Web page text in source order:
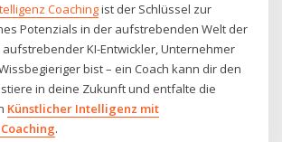
Coachingist der Schlüssel zur
Potenzials in der aufstrebenden Welt der
aufstrebender KI-Entwickler, Unternehmer
bist – ein Coach kann dir den
in deine Zukunft und entfalte die
Künstlicher Intelligenz mit
.